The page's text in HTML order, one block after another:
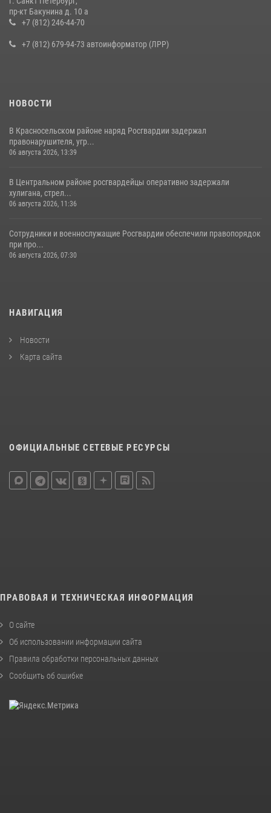
В Ленобласти сотрудники Росгвардии провели встречу с
воспитанниками детского клуба «Умные каникулы»
пр-кт Бакунина д. 10 а
+7 (812) 246-44-70
+7 (812) 679-94-73 автоинформатор (ЛРР)
НОВОСТИ
В Красносельском районе наряд Росгвардии задержал
правонарушителя, угр...
06 августа 2026, 13:39
В Центральном районе росгвардейцы оперативно задержали
хулигана, стрел...
06 августа 2026, 11:36
Сотрудники и военнослужащие Росгвардии обеспечили правопорядок
при про...
06 августа 2026, 07:30
НАВИГАЦИЯ
Новости
Карта сайта
ОФИЦИАЛЬНЫЕ СЕТЕВЫЕ РЕСУРСЫ
ПРАВОВАЯ И ТЕХНИЧЕСКАЯ ИНФОРМАЦИЯ
О сайте
Об использовании информации сайта
Правила обработки персональных данных
Сообщить об ошибке